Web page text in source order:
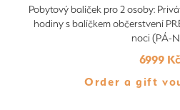
Pobytový balíček pro 2 osoby:
hodiny s balíčkem občerstvení
noci (PÁ-
6999 Kč
Order a gift